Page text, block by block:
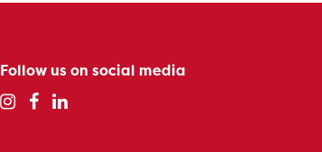
Follow us on social media